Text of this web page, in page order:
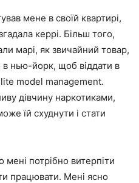
мене в своїй квартирі,
керрі. Більш того,
марі, як звичайний товар,
нью-йорк, щоб віддати в
model management.
дівчину наркотиками,
їй схуднути і стати
мені потрібно витерпіти
працювати. Мені ясно